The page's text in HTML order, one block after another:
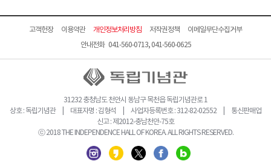
고객헌장 이용약관 개인정보처리방침 저작권정책
이메일무단수집거부
안내전화 041-560-0713, 041-560-0625
31232 충청남도 천안시 동남구 목천읍 독립기념관로 1
상호 : 독립기념관 | 대표자명 : 김형석 | 사업자등록번호 : 312-82-02552 | 통신판매업
신고 : 제2012-충남천안-75호
ⓒ 2018 THE INDEPENDENCE HALL OF KOREA. ALL RIGHTS RESERVED.